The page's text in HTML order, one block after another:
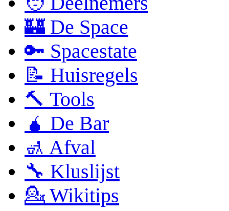
🏰 De Space
🔑 Spacestate
📝 Huisregels
🔨 Tools
🧉 De Bar
🚮 Afval
🔧 Kluslijst
💁 Wikitips